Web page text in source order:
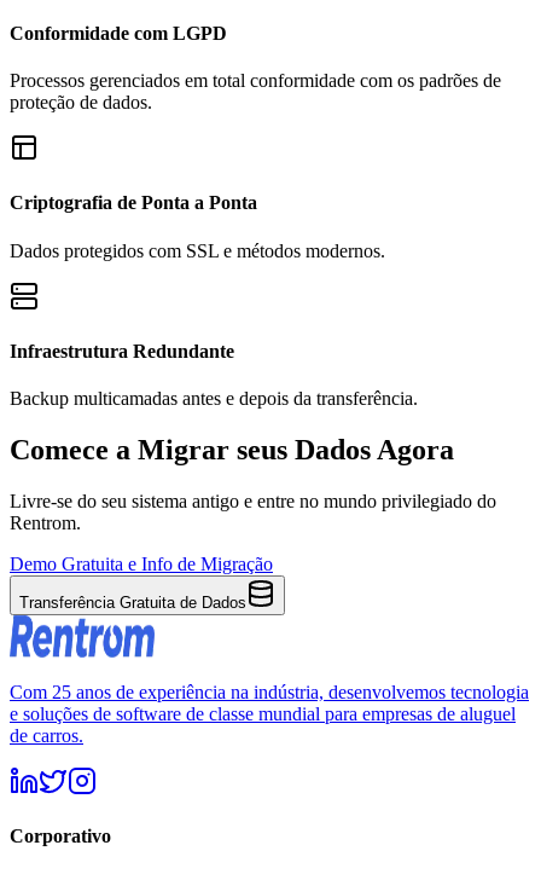
Conformidade com LGPD
Processos gerenciados em total conformidade com os padrões de
proteção de dados.
Criptografia de Ponta a Ponta
Dados protegidos com SSL e métodos modernos.
Infraestrutura Redundante
Backup multicamadas antes e depois da transferência.
Comece a Migrar seus Dados Agora
Livre-se do seu sistema antigo e entre no mundo privilegiado do
Rentrom.
Demo Gratuita e Info de Migração
Transferência Gratuita de Dados
Com 25 anos de experiência na indústria, desenvolvemos tecnologia
e soluções de software de classe mundial para empresas de aluguel
de carros.
Corporativo